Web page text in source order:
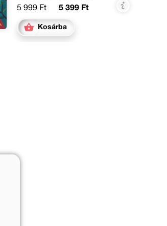
5 999 Ft
5 399 Ft
Kosárba